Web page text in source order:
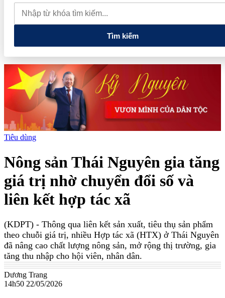
lao dốc mất mốc 100.000 đồng/kg
Chính phủ kiến tạo hệ sinh
thái phát triển, nâng tầm kinh tế tư nhân
Tìm kiếm
Tiêu dùng
Nông sản Thái Nguyên gia tăng
giá trị nhờ chuyển đổi số và
liên kết hợp tác xã
(KDPT) - Thông qua liên kết sản xuất, tiêu thụ sản phẩm
theo chuỗi giá trị, nhiều Hợp tác xã (HTX) ở Thái Nguyên
đã nâng cao chất lượng nông sản, mở rộng thị trường, gia
tăng thu nhập cho hội viên, nhân dân.
Dương Trang
14h50 22/05/2026